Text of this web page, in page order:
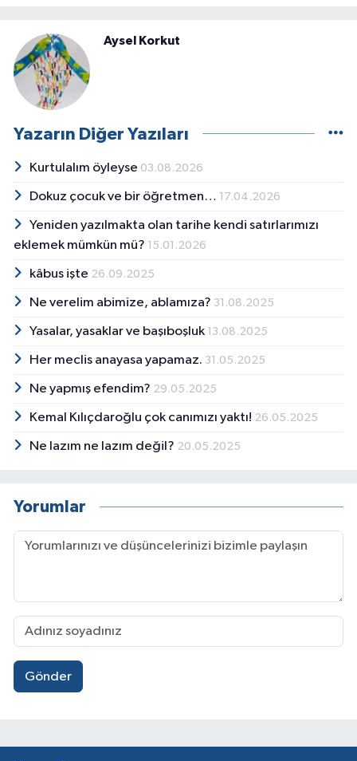
Aysel Korkut
Yazarın Diğer Yazıları
Kurtulalım öyleyse 03.08.2026
Dokuz çocuk ve bir öğretmen… 17.04.2026
Yeniden yazılmakta olan tarihe kendi satırlarımızı
eklemek mümkün mü? 15.01.2026
kâbus işte 26.09.2025
Ne verelim abimize, ablamıza? 31.08.2025
Yasalar, yasaklar ve başıboşluk 13.08.2025
Her meclis anayasa yapamaz. 31.05.2025
Ne yapmış efendim? 29.05.2025
Kemal Kılıçdaroğlu çok canımızı yaktı! 26.05.2025
Ne lazım ne lazım değil? 20.05.2025
Yorumlar
Gönder